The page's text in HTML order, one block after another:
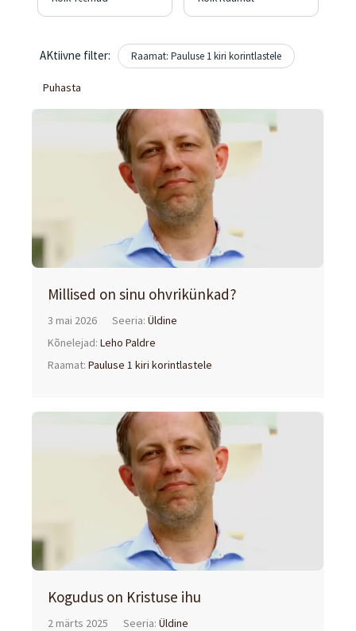
AKtiivne filter: Raamat: Pauluse 1 kiri korintlastele
Puhasta
Millised on sinu ohvrikünkad?
3 mai 2026 Seeria:Üldine
Kõnelejad:Leho Paldre
Raamat:Pauluse 1 kiri korintlastele
Kogudus on Kristuse ihu
2 märts 2025 Seeria:Üldine